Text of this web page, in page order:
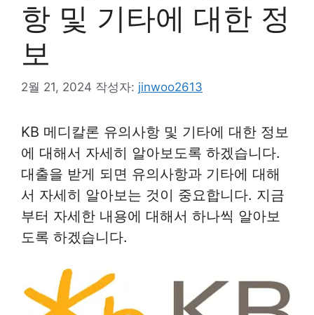
항 및 기타에 대한 정
보
2월 21, 2024 작성자: jinwoo2613
KB 메디칼론 유의사항 및 기타에 대한 정보
에 대해서 자세히 알아보도록 하겠습니다.
대출을 받게 되면 유의사항과 기타에 대해
서 자세히 알아보는 것이 중요합니다. 지금
부터 자세한 내용에 대해서 하나씩 알아보
도록 하겠습니다.